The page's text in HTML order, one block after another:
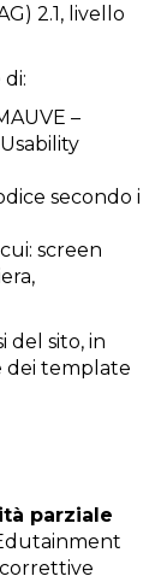
2.1, livello
–
secondo i
screen
del sito, in
dei template
parziale